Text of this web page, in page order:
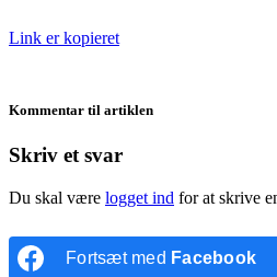
Link er kopieret
Kommentar til artiklen
Skriv et svar
Du skal være logget ind for at skrive
Fortsæt med Facebook